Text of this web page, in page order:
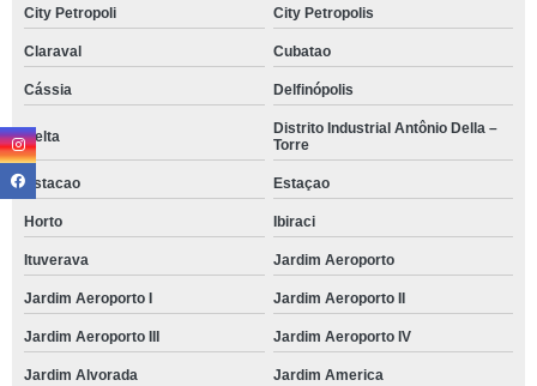
City Petropoli City Petropolis
Claraval Cubatao
Cássia Delfinópolis
Delta
Distrito Industrial Antônio Della –
Torre
Estacao Estaçao
Horto Ibiraci
Ituverava Jardim Aeroporto
Jardim Aeroporto I Jardim Aeroporto II
Jardim Aeroporto III Jardim Aeroporto IV
Jardim Alvorada Jardim America